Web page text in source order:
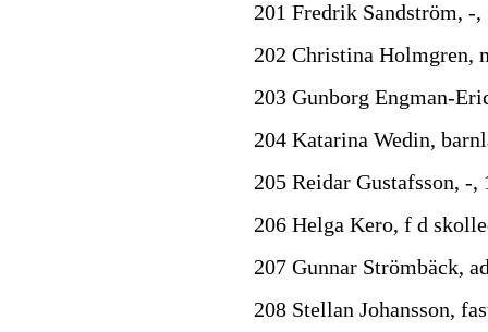
201 Fredrik Sandström, -,
202 Christina Holmgren,
203 Gunborg Engman-
204 Katarina Wedin,
205 Reidar Gustafsson, -
206 Helga Kero, f d
207 Gunnar Strömbäck,
208 Stellan Johansson,